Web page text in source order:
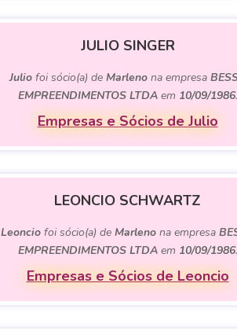
JULIO SINGER
Juliofoi sócio(a) de Marlenona empresa
EMPREENDIMENTOS LTDAem 10/09/1986.
Empresas e Sócios de Julio
LEONCIO SCHWARTZ
Leonciofoi sócio(a) de Marlenona empresa
EMPREENDIMENTOS LTDAem 10/09/1986.
Empresas e Sócios de Leoncio